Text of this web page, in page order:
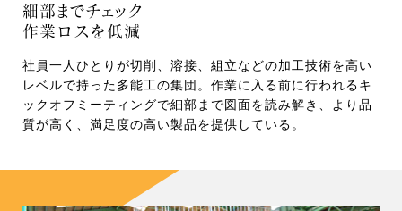
細部までチェック
作業ロスを低減
社員一人ひとりが切削、溶接、組立などの加工技術を高い
レベルで持った多能工の集団。作業に入る前に行われるキ
ックオフミーティングで細部まで図面を読み解き、より品
質が高く、満足度の高い製品を提供している。